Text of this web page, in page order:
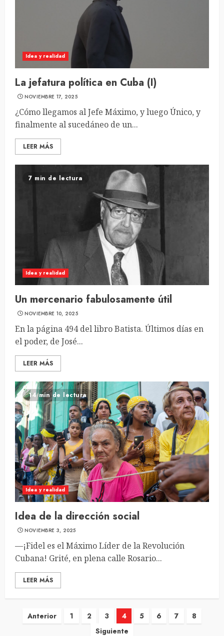
Idea y realidad
La jefatura política en Cuba (I)
NOVIEMBRE 17, 2025
¿Cómo llegamos al Jefe Máximo, y luego Único, y
finalmente al sucedáneo de un...
LEER MÁS
7 min de lectura
Idea y realidad
Un mercenario fabulosamente útil
NOVIEMBRE 10, 2025
En la página 494 del libro Batista. Últimos días en
el poder, de José...
LEER MÁS
14 min de lectura
Idea y realidad
Idea de la dirección social
NOVIEMBRE 3, 2025
—¡Fidel es el Máximo Líder de la Revolución
Cubana! Grité, en plena calle Rosario...
LEER MÁS
Navegación
Anterior 1 2 3 4 5 6 7
8
Siguiente